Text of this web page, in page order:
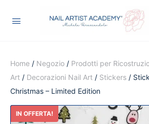
Home / Negozio / Prodotti per
Art / Decorazioni Nail Art / Stickers /
Christmas – Limited Edition
IN OFFERTA!